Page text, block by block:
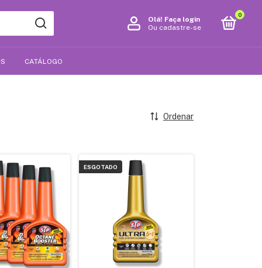
Olá! Faça login
Ou cadastre-se
0
CATÁLOGO
Ordenar
ESGOTADO